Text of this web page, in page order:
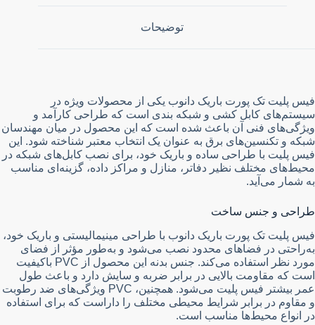
توضیحات
فیس پلیت تک پورت باریک دانوب یکی از محصولات ویژه در
سیستم‌های کابل کشی و شبکه بندی است که طراحی کارآمد و
ویژگی‌های فنی آن باعث شده است که این محصول در میان مهندسان
شبکه و تکنسین‌های برق به عنوان یک انتخاب معتبر شناخته شود. این
فیس پلیت با طراحی ساده و باریک خود، برای نصب کابل‌های شبکه در
محیط‌های مختلف نظیر دفاتر، منازل و مراکز داده، گزینه‌ای مناسب
به شمار می‌آید.
طراحی و جنس ساخت
فیس پلیت تک پورت باریک دانوب با طراحی مینیمالیستی و باریک خود،
به‌راحتی در فضاهای محدود نصب می‌شود و به‌طور مؤثر از فضای
مورد نظر استفاده می‌کند. جنس بدنه این محصول از PVC باکیفیت
است که مقاومت بالایی در برابر ضربه و سایش دارد و باعث طول
عمر بیشتر فیس پلیت می‌شود. همچنین، PVC ویژگی‌های ضد رطوبت
و مقاوم در برابر شرایط محیطی مختلف را داراست که برای استفاده
در انواع محیط‌ها مناسب است.